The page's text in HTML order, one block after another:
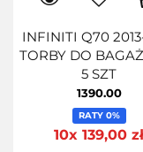
INFINITI Q70
TORBY DO
5 SZT
1390.00
RATY 0%
10x 139,00 zł